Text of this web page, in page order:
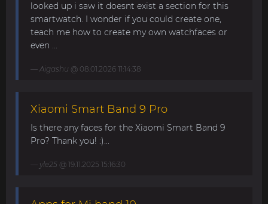
looked up i saw it doesnt exist a section for this
smartwatch. I wonder if you could create one,
teach me how to create my own watchfaces or
even ...
Aigashu @ 08.01.2026 11:14:38
Xiaomi Smart Band 9 Pro
Is there any faces for the Xiaomi Smart Band 9
Pro? Thank you! :)...
yle25 @ 19.11.2025 15:16:30